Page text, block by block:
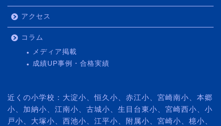
アクセス
コラム
メディア掲載
成績UP事例・合格実績
近くの小学校：大淀小、恒久小、赤江小、宮崎南小、本郷
小、加納小、江南小、古城小、生目台東小、宮崎西小、小
戸小、大塚小、西池小、江平小、附属小、宮崎小、檍小、